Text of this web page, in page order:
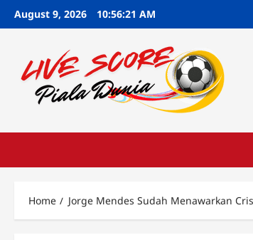
SkipAugust 9, 2026 10:56:22 AM
Home Jorge Mendes Sudah Menawarkan